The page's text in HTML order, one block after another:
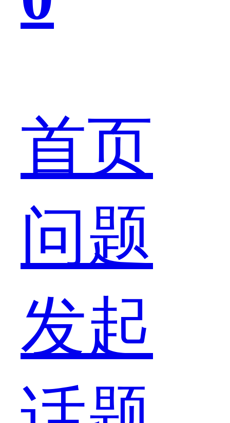
算，
既
然
预
算
首页
问题
发起